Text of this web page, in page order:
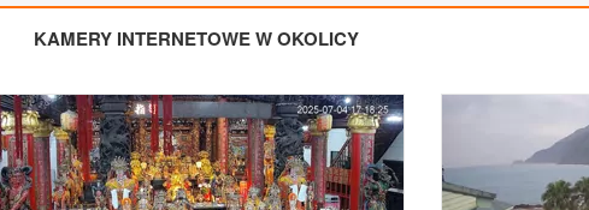
KAMERY INTERNETOWE W OKOLICY